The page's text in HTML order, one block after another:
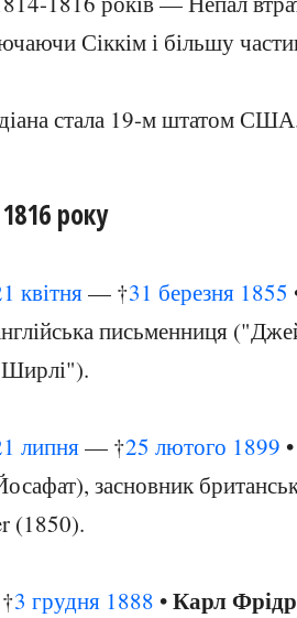
Сіккім і більшу
стала 19-м штатом
року
квітня— †31 березня 1855
письменниця
липня— †25 лютого 1899
засновник
(1850).
3 грудня 1888 •Карл